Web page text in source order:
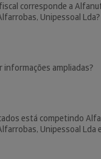
corresponde a
Unipessoal Lda?
informações ampliadas?
está competindo
Unipessoal Lda